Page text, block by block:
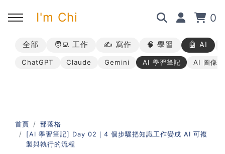
I'm Chi 0
回主選單
➡︎ 所有內容
回主選單
➡︎ 業配合作
回主選單
➡︎ 講座活動
回主選單
AI 職場應用｜ChatGPT 職場
應用入門
全部 🧑‍💻 工作 ✍️ 寫作 🧠 學習 🤖 AI
ChatGPT Claude Gemini AI 學習筆記 AI 圖像
首頁
部落格
[AI 學習筆記] Day 02｜4 個步驟把知識工作變成 AI 可複
製與執行的流程